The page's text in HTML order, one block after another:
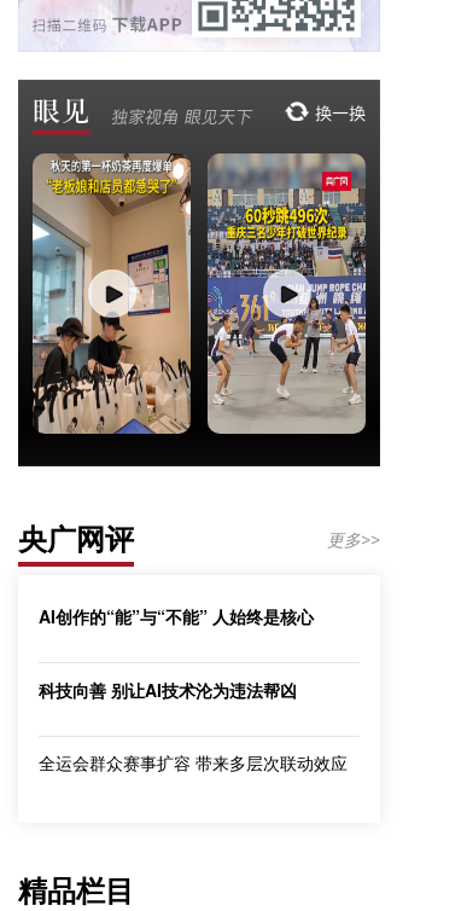
央广网评 更多>>
AI创作的“能”与“不能” 人始终是核心
科技向善 别让AI技术沦为违法帮凶
全运会群众赛事扩容 带来多层次联动效应
精品栏目